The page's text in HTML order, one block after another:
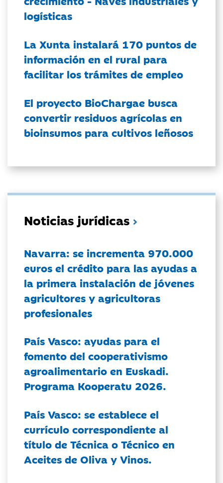
logísticas
La Xunta instalará 170 puntos de
información en el rural para
facilitar los trámites de empleo
El proyecto BioChargae busca
convertir residuos agrícolas en
bioinsumos para cultivos leñosos
Noticias jurídicas
Navarra: se incrementa 970.000
euros el crédito para las ayudas a
la primera instalación de jóvenes
agricultores y agricultoras
profesionales
País Vasco: ayudas para el
fomento del cooperativismo
agroalimentario en Euskadi.
Programa Kooperatu 2026.
País Vasco: se establece el
currículo correspondiente al
título de Técnica o Técnico en
Aceites de Oliva y Vinos.